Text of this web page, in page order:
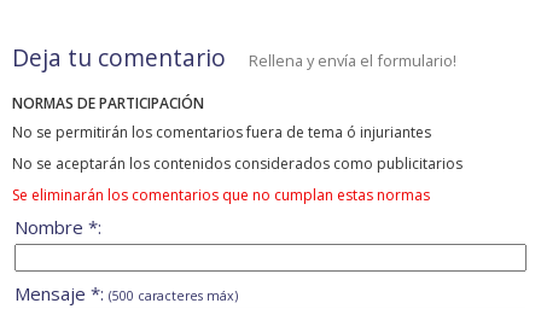
Deja tu comentario Rellena y envía el formulario!
NORMAS DE PARTICIPACIÓN
No se permitirán los comentarios fuera de tema ó injuriantes
No se aceptarán los contenidos considerados como publicitarios
Se eliminarán los comentarios que no cumplan estas normas
Nombre *:
Mensaje *: (500 caracteres máx)